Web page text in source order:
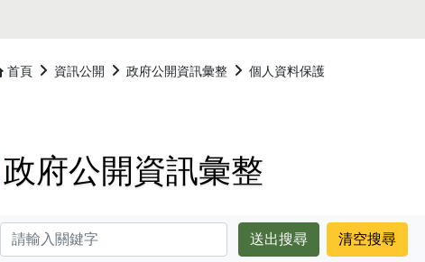
首頁 資訊公開 政府公開資訊彙整 個人資料保護
政府公開資訊彙整
關鍵字